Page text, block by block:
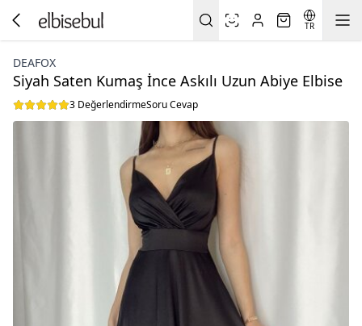
TR
DEAFOX
Siyah Saten Kumaş İnce Askılı Uzun Abiye Elbise
3 DeğerlendirmeSoru Cevap